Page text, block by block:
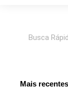
Mais recentes